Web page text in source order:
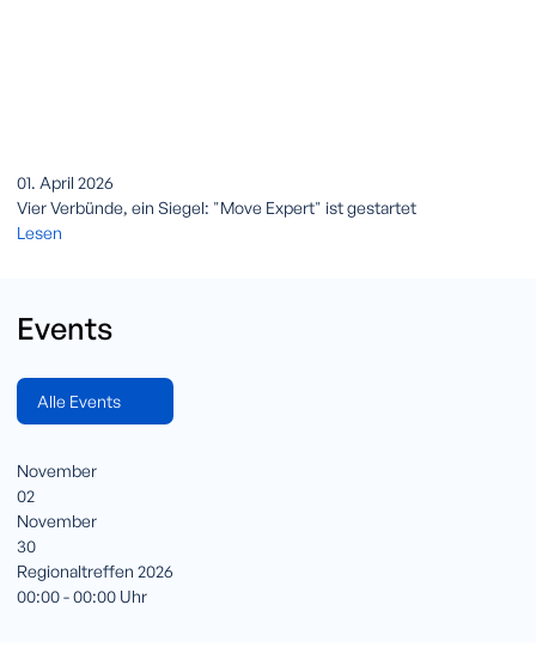
01. April 2026
Vier Verbünde, ein Siegel: "Move Expert" ist gestartet
Lesen
Events
Alle Events
November
02
November
30
Regionaltreffen 2026
00:00 - 00:00 Uhr